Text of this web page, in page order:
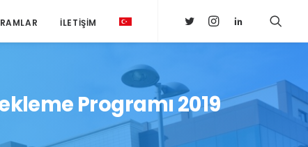
İLETIŞIM
Programı 2019